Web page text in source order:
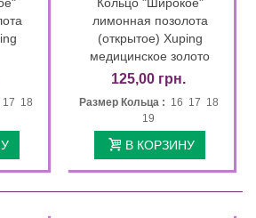
17 18
Кольцо "Широкое"
лимонная позолота
(открытое) Xuping
медицинское золото
125,00 грн.
Размер Кольца : 16 17 18
19
В КОРЗИНУ